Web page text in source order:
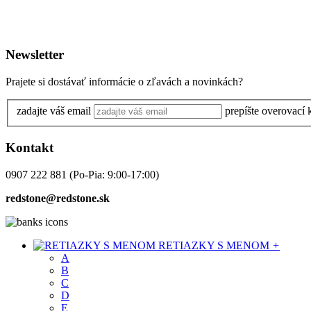
Newsletter
Prajete si dostávať informácie o zľavách a novinkách?
zadajte váš email prepíšte overovací
Kontakt
0907 222 881 (Po-Pia: 9:00-17:00)
redstone@redstone.sk
RETIAZKY S MENOM +
A
B
C
D
E